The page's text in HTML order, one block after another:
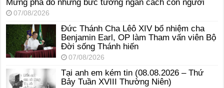
Mừng phá đổ những bức tường ngăn cách con người
07/08/2026
Đức Thánh Cha Lêô XIV bổ nhiệm cha
Benjamin Earl, OP làm Tham vấn viên Bộ
Đời sống Thánh hiến
07/08/2026
Tại anh em kém tin (08.08.2026 – Thứ
Bảy Tuần XVIII Thường Niên)